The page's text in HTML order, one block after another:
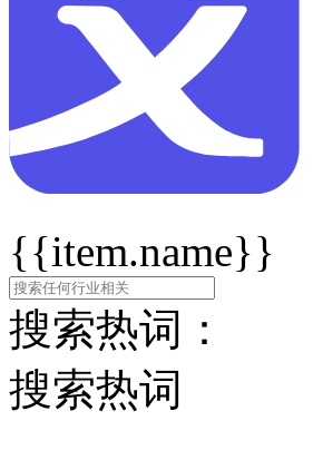
{{item.name}}
搜索热词：
搜索热词